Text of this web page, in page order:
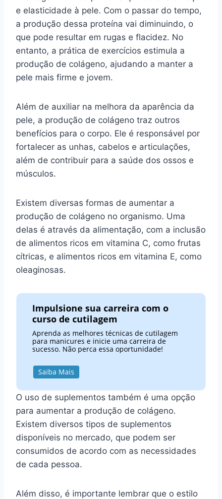
e elasticidade à pele. Com o passar do tempo,
a produção dessa proteína vai diminuindo, o
que pode resultar em rugas e flacidez. No
entanto, a prática de exercícios estimula a
produção de colágeno, ajudando a manter a
pele mais firme e jovem.
Além de auxiliar na melhora da aparência da
pele, a produção de colágeno traz outros
benefícios para o corpo. Ele é responsável por
fortalecer as unhas, cabelos e articulações,
além de contribuir para a saúde dos ossos e
músculos.
Existem diversas formas de aumentar a
produção de colágeno no organismo. Uma
delas é através da alimentação, com a inclusão
de alimentos ricos em vitamina C, como frutas
cítricas, e alimentos ricos em vitamina E, como
oleaginosas.
Impulsione sua carreira com o
curso de cutilagem
Aprenda as melhores técnicas de cutilagem
para manicures e inicie uma carreira de
sucesso. Não perca essa oportunidade!
Saiba Mais
O uso de suplementos também é uma opção
para aumentar a produção de colágeno.
Existem diversos tipos de suplementos
disponíveis no mercado, que podem ser
consumidos de acordo com as necessidades
de cada pessoa.
Além disso, é importante lembrar que o estilo